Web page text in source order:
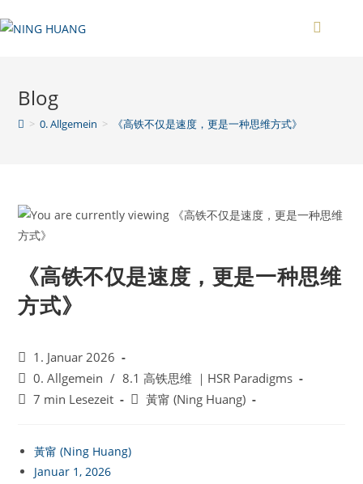
Inhalt
Blog
> 0. Allgemein > 《高铁不仅是速度，更是一种思维方式》
《高铁不仅是速度，更是一种思维
方式》
Beitrag
veröffentlicht:
1. Januar 2026
Beitrags-
Kategorie:
0. Allgemein / 8.1 高铁思维 ｜HSR Paradigms
Lesedauer:
7 min Lesezeit
Beitrags-
黃甯 (Ning Huang)
黃甯 (Ning Huang)
Januar 1, 2026